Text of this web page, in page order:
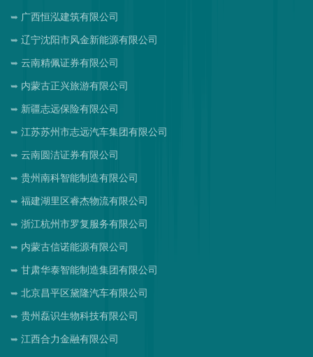
广西恒泓建筑有限公司
辽宁沈阳市风金新能源有限公司
云南精佩证券有限公司
内蒙古正兴旅游有限公司
新疆志远保险有限公司
江苏苏州市志远汽车集团有限公司
云南圆洁证券有限公司
贵州南科智能制造有限公司
福建湖里区睿杰物流有限公司
浙江杭州市罗复服务有限公司
内蒙古信诺能源有限公司
甘肃华泰智能制造集团有限公司
北京昌平区黛隆汽车有限公司
贵州磊识生物科技有限公司
江西合力金融有限公司